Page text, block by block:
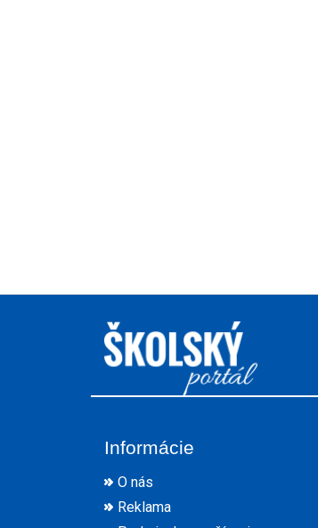
Informácie
O nás
Reklama